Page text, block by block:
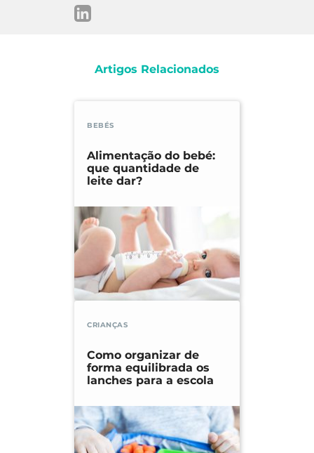
recent evidence and selected guidelines.
Disponível em:
Taste and Flavor Preferences and Consequences
https://www.ncbi.nlm.nih.gov/pubmed/30865953
Artigos Relacionados
BEBÉS
Alimentação do bebé:
que quantidade de
leite dar?
CRIANÇAS
Como organizar de
forma equilibrada os
lanches para a escola